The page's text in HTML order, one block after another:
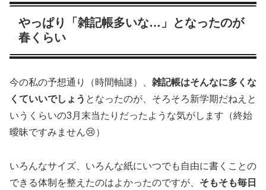
やっぱり「雑記帳多いな…」となったのが
春くらい
今の私の予想通り（時間軸謎）、 雑記帳はそんなに多くな
くていいでしょう となったのが、そろそろ新学期だねえと
いうくらいの3月末当たりだったような気がします（終始
曖昧ですみません😢）
いろんなサイズ、いろんな紙にいつでも自由に書くことの
できる体制を整えたのはよかったのですが、 そもそも毎日